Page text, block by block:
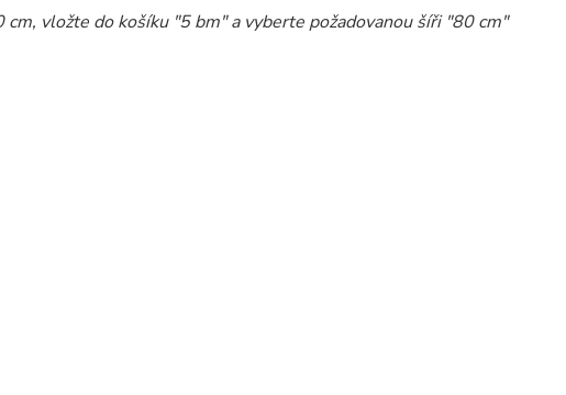
vložte do košíku "5 bm" a vyberte požadovanou šíři "80 cm"